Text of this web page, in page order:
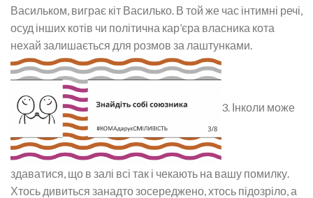
Васильком, виграє кіт Василько. В той же час інтимні речі,
осуд інших котів чи політична кар’єра власника кота
нехай залишається для розмов за лаштунками.
3. Інколи може
здаватися, що в залі всі так і чекають на вашу помилку.
Хтось дивиться занадто зосереджено, хтось підозріло, а